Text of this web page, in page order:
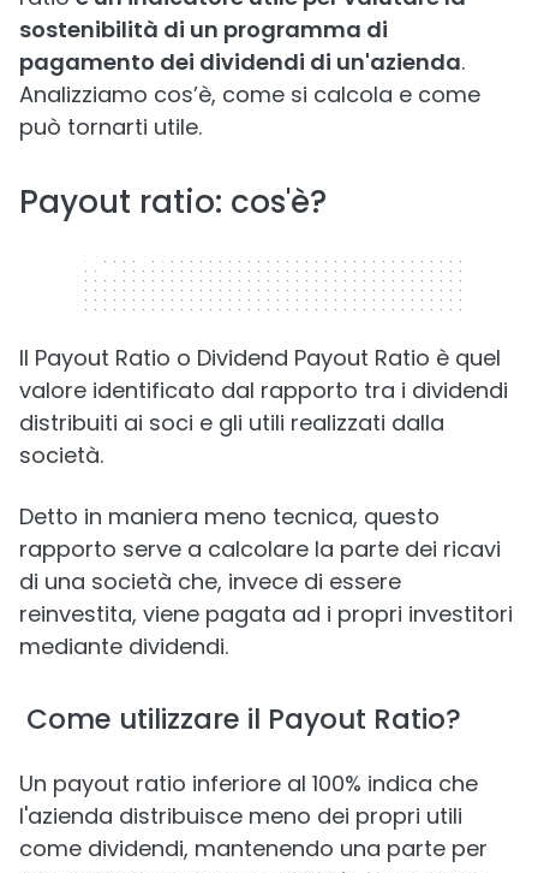
sostenibilità di un programma di
pagamento dei dividendi di un'azienda.
Analizziamo cos’è, come si calcola e come
può tornarti utile.
Payout ratio: cos'è?
320 x 50
Il Payout Ratio o Dividend Payout Ratio è quel
valore identificato dal rapporto tra i dividendi
distribuiti ai soci e gli utili realizzati dalla
società.
Detto in maniera meno tecnica, questo
rapporto serve a calcolare la parte dei ricavi
di una società che, invece di essere
reinvestita, viene pagata ad i propri investitori
mediante dividendi.
Come utilizzare il Payout Ratio?
Un payout ratio inferiore al 100% indica che
l'azienda distribuisce meno dei propri utili
come dividendi, mantenendo una parte per